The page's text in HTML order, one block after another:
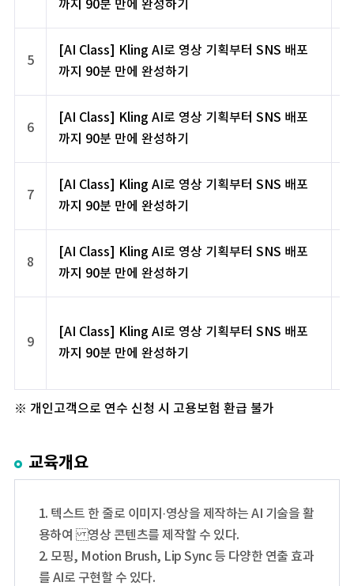
까지 90분 만에 완성하기
5
[AI Class] Kling AI로 영상 기획부터 SNS 배포
까지 90분 만에 완성하기
6
[AI Class] Kling AI로 영상 기획부터 SNS 배포
까지 90분 만에 완성하기
7
[AI Class] Kling AI로 영상 기획부터 SNS 배포
까지 90분 만에 완성하기
8
[AI Class] Kling AI로 영상 기획부터 SNS 배포
까지 90분 만에 완성하기
9
[AI Class] Kling AI로 영상 기획부터 SNS 배포
까지 90분 만에 완성하기
※ 개인고객으로 연수 신청 시 고용보험 환급 불가
교육개요
1. 텍스트 한 줄로 이미지·영상을 제작하는 AI 기술을 활
용하여 영상 콘텐츠를 제작할 수 있다.
2. 모핑, Motion Brush, Lip Sync 등 다양한 연출 효과
를 AI로 구현할 수 있다.